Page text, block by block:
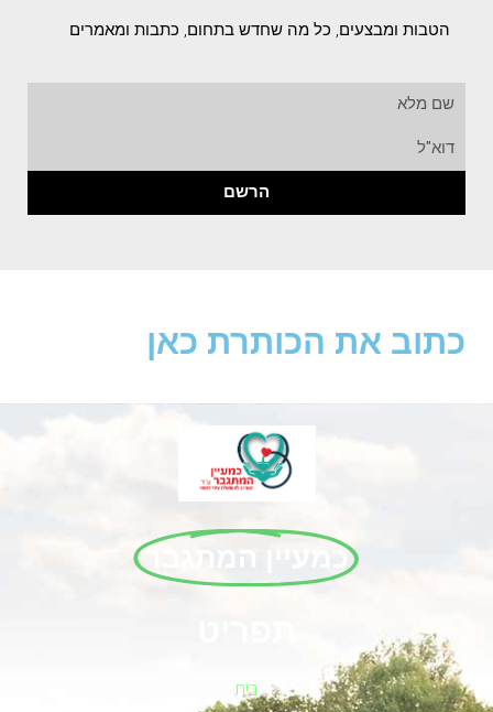
הטבות ומבצעים, כל מה שחדש בתחום, כתבות ומאמרים
הרשם
כתוב את הכותרת כאן
כמעיין המתגבר
בית